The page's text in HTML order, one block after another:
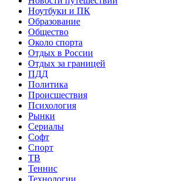
Ноутбуки и ПК
Образование
Общество
Около спорта
Отдых в России
Отдых за границей
ПДД
Политика
Происшествия
Психология
Рынки
Сериалы
Софт
Спорт
ТВ
Теннис